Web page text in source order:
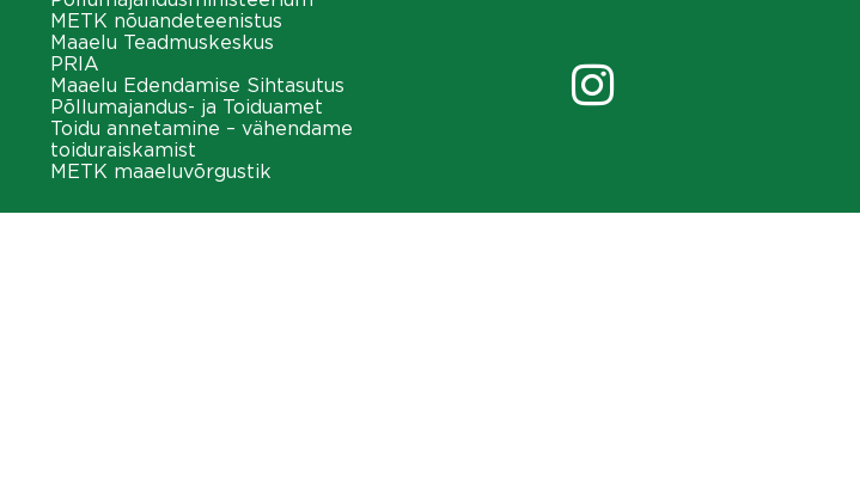
METK nõuandeteenistus
Maaelu Teadmuskeskus
PRIA
Maaelu Edendamise Sihtasutus
Põllumajandus- ja Toiduamet
Toidu annetamine – vähendame
toiduraiskamist
METK maaeluvõrgustik